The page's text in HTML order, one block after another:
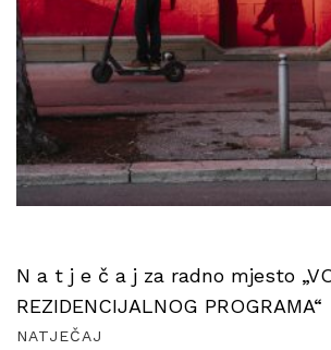
N a t j e č a j za radno mjesto
REZIDENCIJALNOG PROGRAMA“
NATJEČAJ